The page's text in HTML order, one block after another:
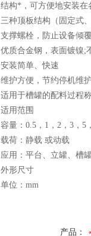
结构*，可方便地安装在
三种顶板结构（固定式
支撑螺栓，防止设备倾
优质合金钢，表面镀镍;
安装简单、快速
维护方便，节约停机维
适用于槽罐的配料过程
适用范围
容量：0.5，1，2，3，5
载荷：静载 或动载
应用：平台、立罐、槽
外形尺寸
单位：mm
产品：